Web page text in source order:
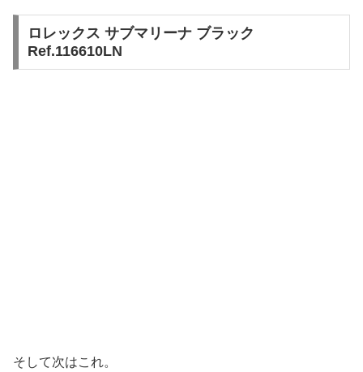
ロレックス サブマリーナ ブラック
Ref.116610LN
そして次はこれ。